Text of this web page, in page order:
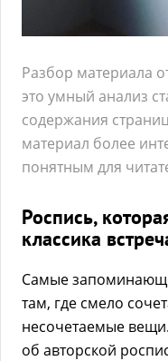
Разбор материала
это умный анализ
содержания
материал более
понятным для
Роспись,
классика
Самые
там, где смело
несочетаемые
об авторской